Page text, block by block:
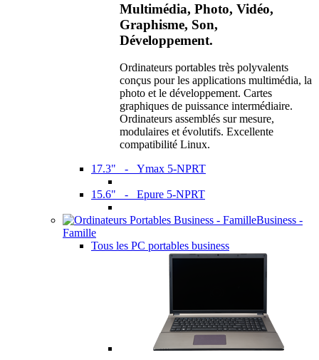
Multimédia, Photo, Vidéo,
Graphisme, Son,
Développement.
Ordinateurs portables très polyvalents
conçus pour les applications multimédia, la
photo et le développement. Cartes
graphiques de puissance intermédiaire.
Ordinateurs assemblés sur mesure,
modulaires et évolutifs. Excellente
compatibilité Linux.
17.3" - Ymax 5-NPRT
15.6" - Epure 5-NPRT
Business -
Famille
Tous les PC portables business